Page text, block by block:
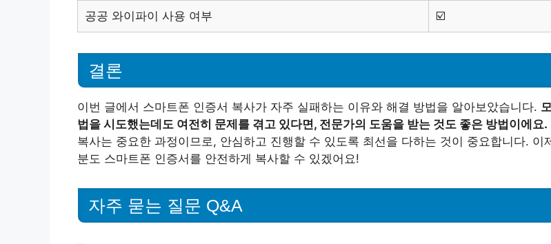
공공 와이파이 사용 여부 ☑️
결론
이번 글에서 스마트폰 인증서 복사가 자주 실패하는 이유와 해결 방법을 알아보았습니다.
법을 시도했는데도 여전히 문제를 겪고 있다면, 전문가의 도움을 받는 것도 좋은 방법이에요.
복사는 중요한 과정이므로, 안심하고 진행할 수 있도록 최선을 다하는 것이 중요합니다. 이
분도 스마트폰 인증서를 안전하게 복사할 수 있겠어요!
자주 묻는 질문 Q&A